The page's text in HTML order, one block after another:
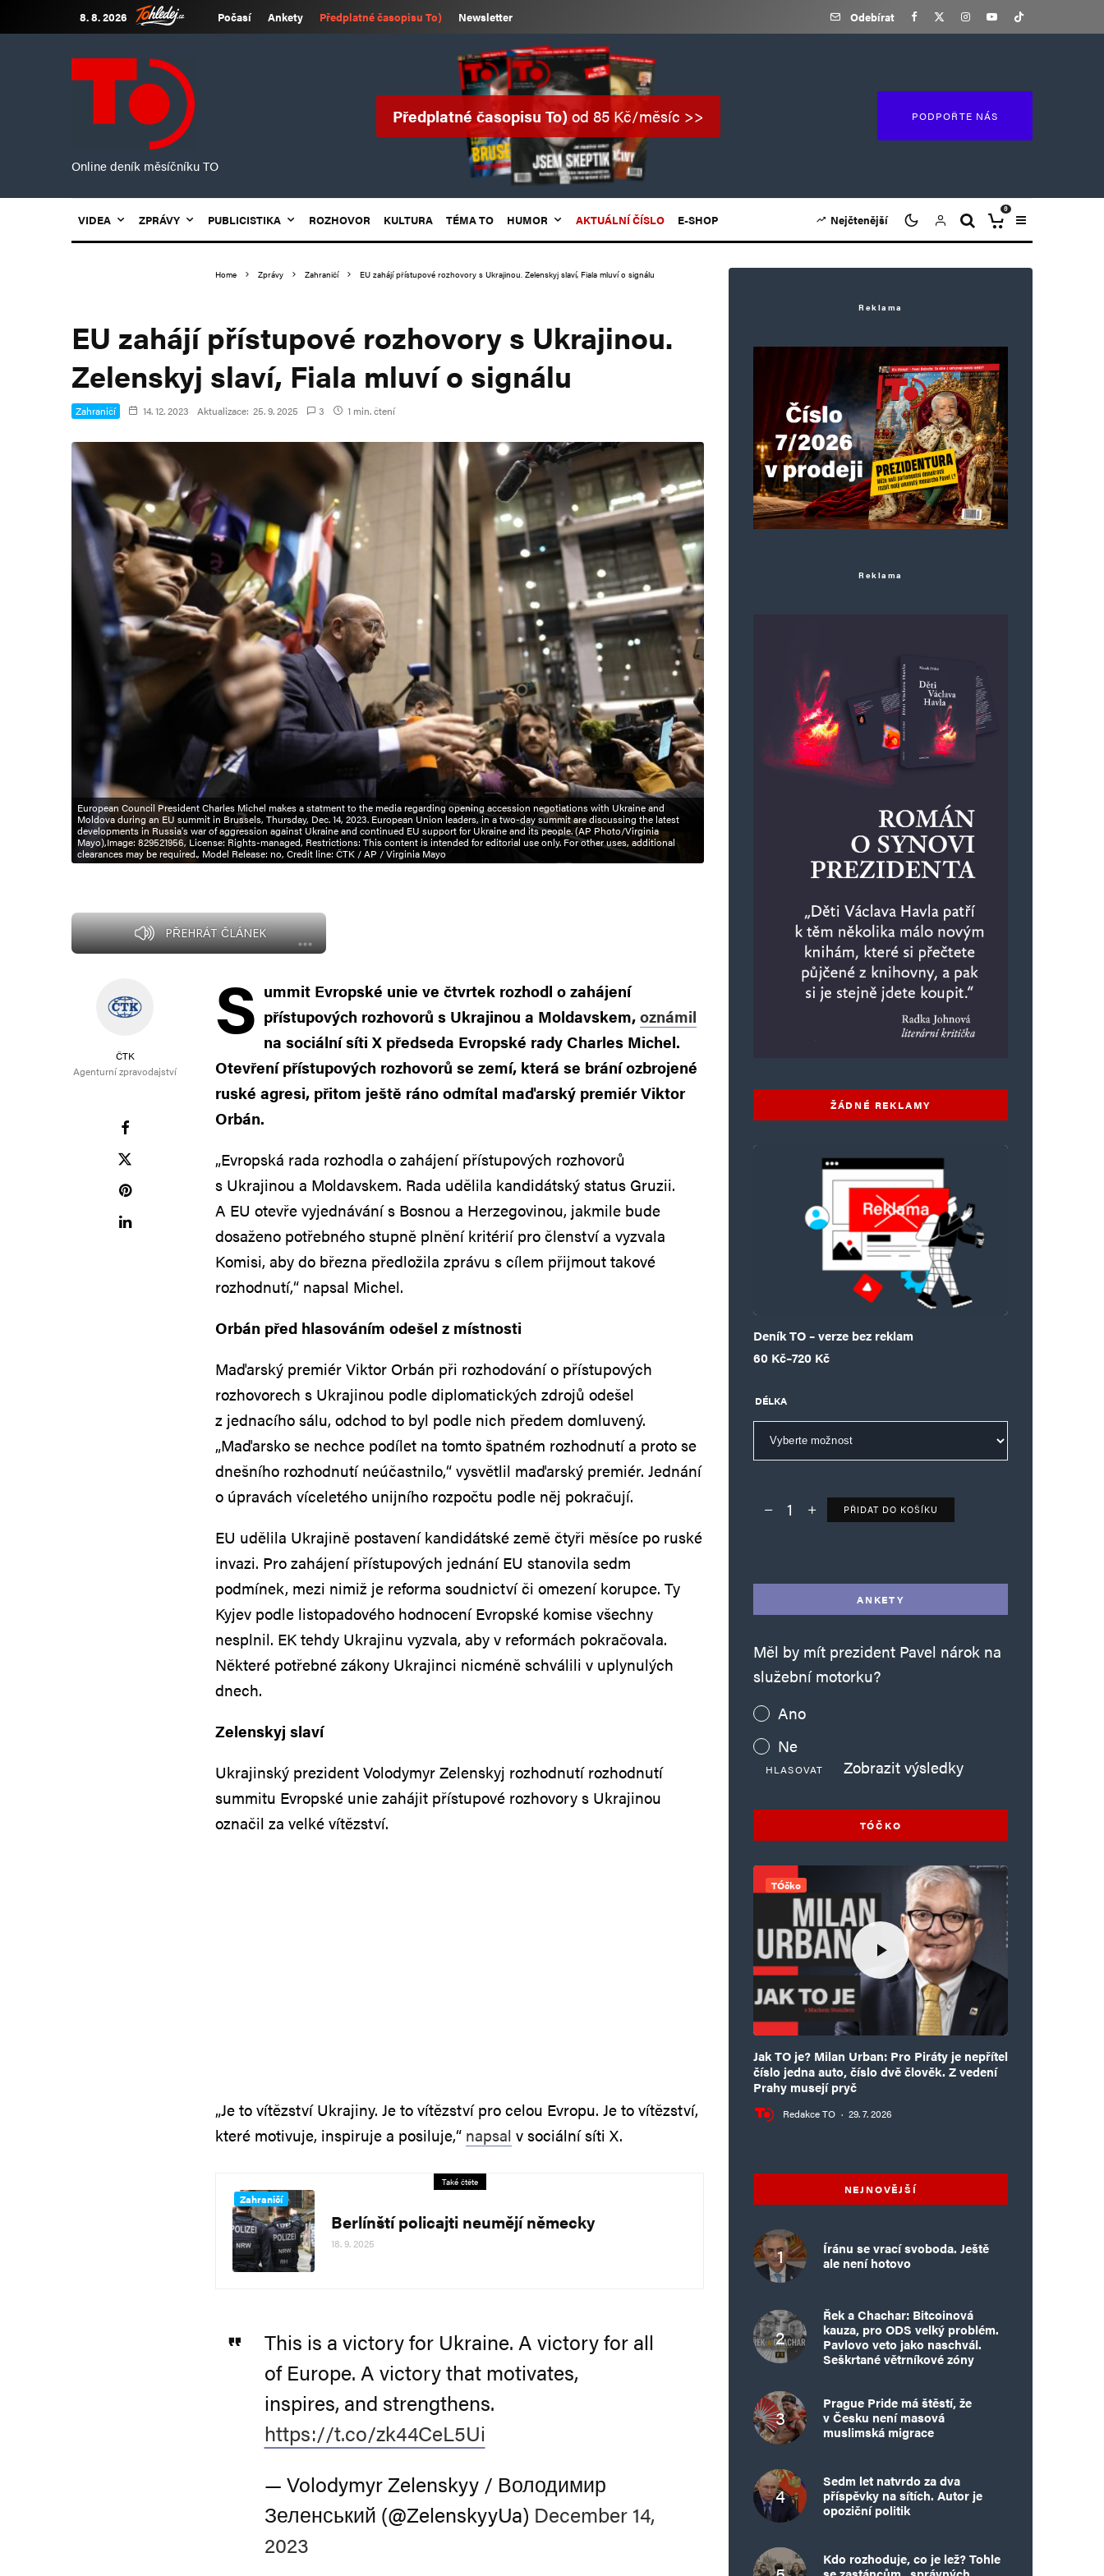
8. 8. 2026 Počasí Ankety Předplatné časopisu To) Newsletter Odebírat
Online deník měsíčníku TO
Předplatné časopisu To)od 85 Kč/měsíc >> PODPOŘTE NÁS
VIDEA ZPRÁVY PUBLICISTIKA ROZHOVOR KULTURA TÉMA TO HUMOR AKTUÁLNÍ ČÍSLO E-SHOP Nejčtenější
0
Home Zprávy Zahraničí EU zahájí přístupové rozhovory s Ukrajinou. Zelenskyj slaví, Fiala mluví o signálu
EU zahájí přístupové rozhovory s Ukrajinou.
Zelenskyj slaví, Fiala mluví o signálu
Zahraničí 14. 12. 2023 Aktualizace: 25. 9. 2025 3 1 min. čtení
European Council President Charles Michel makes a statment to the media regarding opening accession negotiations with Ukraine and
Moldova during an EU summit in Brussels, Thursday, Dec. 14, 2023. European Union leaders, in a two-day summit are discussing the latest
developments in Russia's war of aggression against Ukraine and continued EU support for Ukraine and its people. (AP Photo/Virginia
Mayo),Image: 829521956, License: Rights-managed, Restrictions: This content is intended for editorial use only. For other uses, additional
clearances may be required., Model Release: no, Credit line: ČTK / AP / Virginia Mayo
PŘEHRÁT ČLÁNEK
ČTK
Agenturní zpravodajství
S ummit Evropské unie ve čtvrtek rozhodl o zahájení
přístupových rozhovorů s Ukrajinou a Moldavskem,oznámil
na sociální síti X předseda Evropské rady Charles Michel.
Otevření přístupových rozhovorů se zemí, která se brání ozbrojené
ruské agresi, přitom ještě ráno odmítal maďarský premiér Viktor
Orbán.
„Evropská rada rozhodla o zahájení přístupových rozhovorů
s Ukrajinou a Moldavskem. Rada udělila kandidátský status Gruzii.
A EU otevře vyjednávání s Bosnou a Herzegovinou, jakmile bude
dosaženo potřebného stupně plnění kritérií pro členství a vyzvala
Komisi, aby do března předložila zprávu s cílem přijmout takové
rozhodnutí,“ napsal Michel.
Orbán před hlasováním odešel z místnosti
Maďarský premiér Viktor Orbán při rozhodování o přístupových
rozhovorech s Ukrajinou podle diplomatických zdrojů odešel
z jednacího sálu, odchod to byl podle nich předem domluvený.
„Maďarsko se nechce podílet na tomto špatném rozhodnutí a proto se
dnešního rozhodnutí neúčastnilo,“ vysvětlil maďarský premiér. Jednání
o úpravách víceletého unijního rozpočtu podle něj pokračují.
EU udělila Ukrajině postavení kandidátské země čtyři měsíce po ruské
invazi. Pro zahájení přístupových jednání EU stanovila sedm
podmínek, mezi nimiž je reforma soudnictví či omezení korupce. Ty
Kyjev podle listopadového hodnocení Evropské komise všechny
nesplnil. EK tehdy Ukrajinu vyzvala, aby v reformách pokračovala.
Některé potřebné zákony Ukrajinci nicméně schválili v uplynulých
dnech.
Zelenskyj slaví
Ukrajinský prezident Volodymyr Zelenskyj rozhodnutí rozhodnutí
summitu Evropské unie zahájit přístupové rozhovory s Ukrajinou
označil za velké vítězství.
„Je to vítězství Ukrajiny. Je to vítězství pro celou Evropu. Je to vítězství,
které motivuje, inspiruje a posiluje,“ napsal v sociální síti X.
Také čtěte
Zahraničí
Berlínští policajti neumějí německy
18. 9. 2025
This is a victory for Ukraine. A victory for all
of Europe. A victory that motivates,
inspires, and strengthens.
https://t.co/zk44CeL5Ui
— Volodymyr Zelenskyy / Володимир
Зеленський (@ZelenskyyUa) December 14,
2023
Reklama
Reklama
ŽÁDNÉ REKLAMY
Deník TO – verze bez reklam
60 Kč–720 Kč
Rozpětí cen: 60 Kč až 720 Kč
DÉLKA
Deník TO – verze bez reklam množství
PŘIDAT DO KOŠÍKU
ANKETY
Měl by mít prezident Pavel nárok na
služební motorku?
Ano
Ne
HLASOVAT Zobrazit výsledky
TÓČKO
TÓčko
Jak TO je? Milan Urban: Pro Piráty je nepřítel
číslo jedna auto, číslo dvě člověk. Z vedení
Prahy musejí pryč
Redakce TO · 29. 7. 2026
NEJNOVĚJŠÍ
Íránu se vrací svoboda. Ještě
ale není hotovo
Řek a Chachar: Bitcoinová
kauza, pro ODS velký problém.
Pavlovo veto jako naschvál.
Seškrtané větrníkové zóny
Prague Pride má štěstí, že
v Česku není masová
muslimská migrace
Sedm let natvrdo za dva
příspěvky na sítích. Autor je
opoziční politik
Kdo rozhoduje, co je lež? Tohle